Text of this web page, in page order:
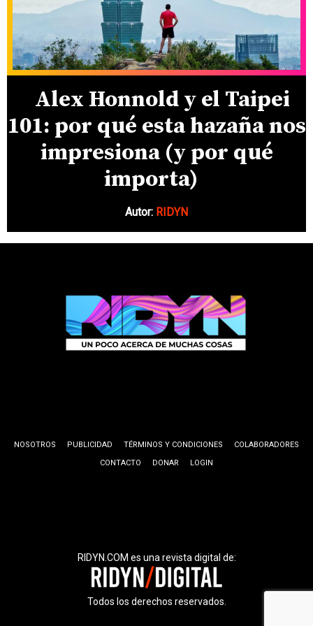
Alex Honnold y el Taipei
101: por qué esta hazaña nos
impresiona (y por qué
importa)
Autor: RIDYN
NOSOTROS PUBLICIDAD TÉRMINOS Y CONDICIONES
COLABORADORES
CONTACTO
DONAR LOGIN
RIDYN.COM es una revista digital de:
Todos los derechos reservados.